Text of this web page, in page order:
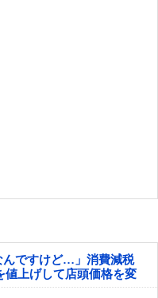
んですけど…」消費減税
値上げして店頭価格を変